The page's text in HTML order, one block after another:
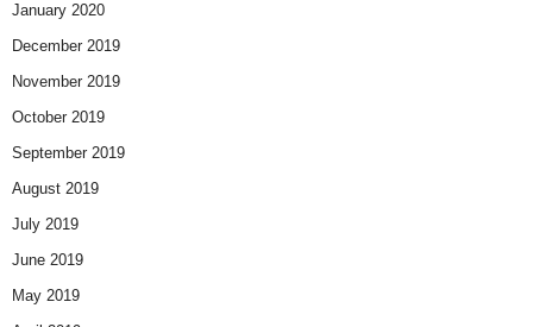
January 2020
December 2019
November 2019
October 2019
September 2019
August 2019
July 2019
June 2019
May 2019